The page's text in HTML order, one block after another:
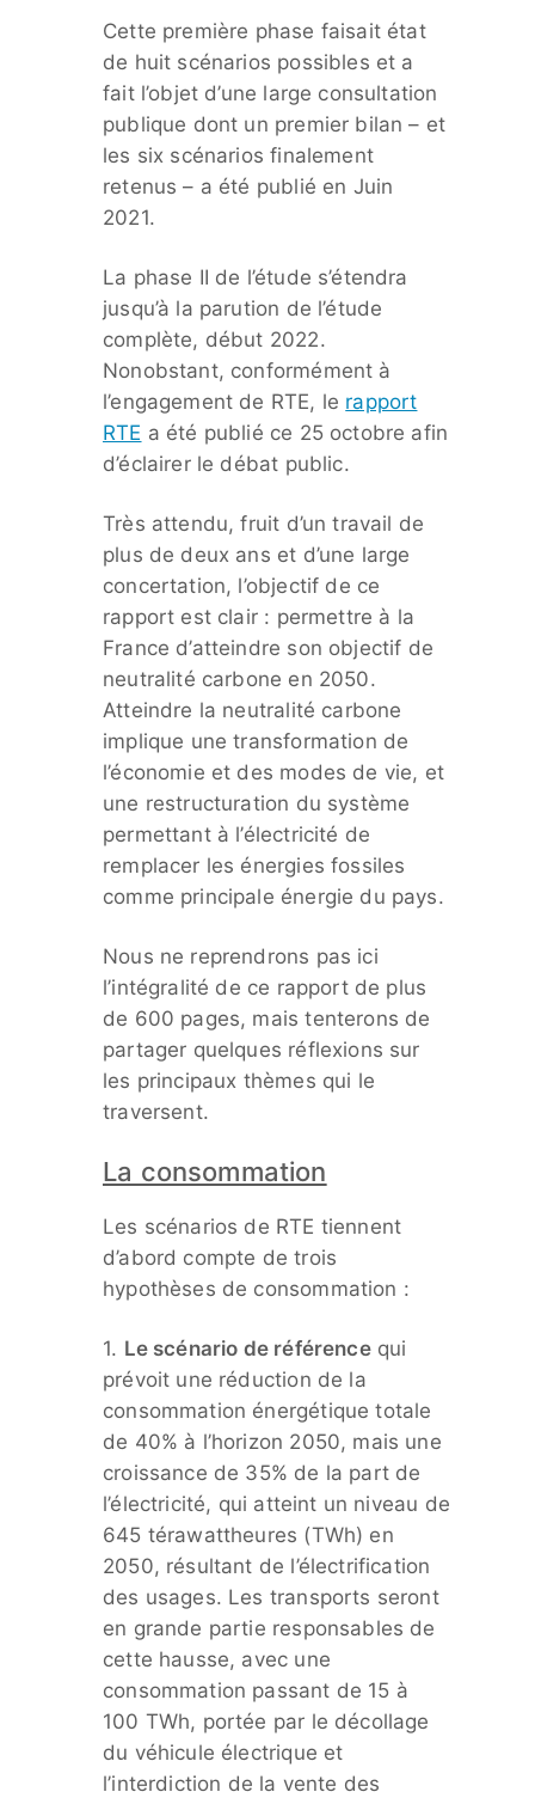
Cette première phase faisait état
de huit scénarios possibles et a
fait l’objet d’une large consultation
publique dont un premier bilan – et
les six scénarios finalement
retenus – a été publié en Juin
2021.
La phase II de l’étude s’étendra
jusqu’à la parution de l’étude
complète, début 2022.
Nonobstant, conformément à
l’engagement de RTE, le rapport
RTE a été publié ce 25 octobre afin
d’éclairer le débat public.
Très attendu, fruit d’un travail de
plus de deux ans et d’une large
concertation, l’objectif de ce
rapport est clair : permettre à la
France d’atteindre son objectif de
neutralité carbone en 2050.
Atteindre la neutralité carbone
implique une transformation de
l’économie et des modes de vie, et
une restructuration du système
permettant à l’électricité de
remplacer les énergies fossiles
comme principale énergie du pays.
Nous ne reprendrons pas ici
l’intégralité de ce rapport de plus
de 600 pages, mais tenterons de
partager quelques réflexions sur
les principaux thèmes qui le
traversent.
La consommation
Les scénarios de RTE tiennent
d’abord compte de trois
hypothèses de consommation :
1. Le scénario de référencequi
prévoit une réduction de la
consommation énergétique totale
de 40% à l’horizon 2050, mais une
croissance de 35% de la part de
l’électricité, qui atteint un niveau de
645 térawattheures (TWh) en
2050, résultant de l’électrification
des usages. Les transports seront
en grande partie responsables de
cette hausse, avec une
consommation passant de 15 à
100 TWh, portée par le décollage
du véhicule électrique et
l’interdiction de la vente des